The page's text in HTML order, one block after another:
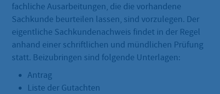
fachliche Ausarbeitungen, die die vorhandene
Sachkunde beurteilen lassen, sind vorzulegen. Der
eigentliche Sachkundenachweis findet in der Regel
anhand einer schriftlichen und mündlichen Prüfung
statt. Beizubringen sind folgende Unterlagen:
Antrag
Liste der Gutachten